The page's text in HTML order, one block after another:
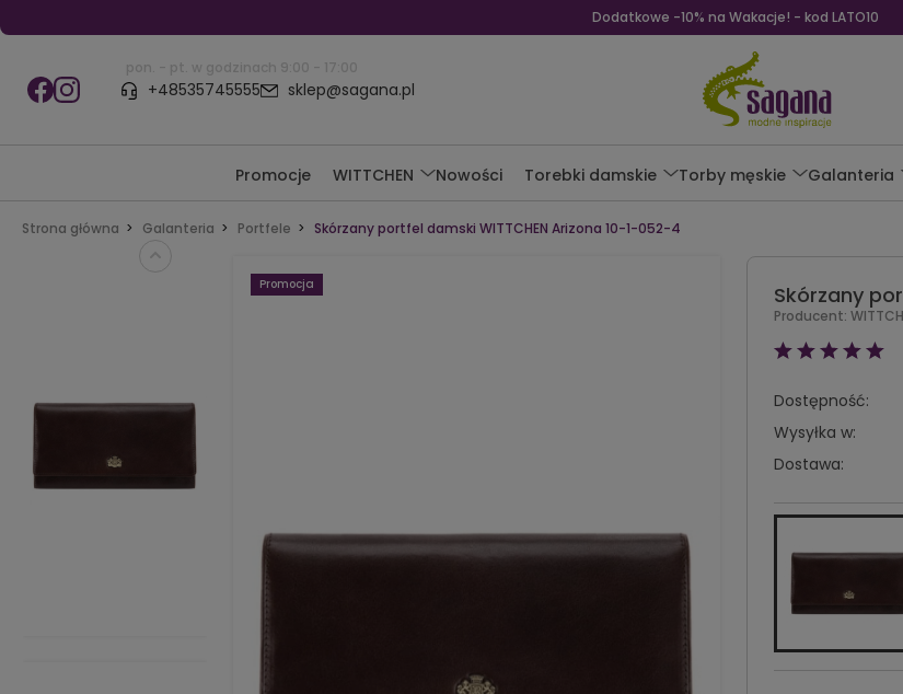
Dodatkowe -10% na Wakacje! - kod LATO10
pon. - pt. w godzinach 9:00 - 17:00
+48535745555 sklep@sagana.pl
Promocje WITTCHEN Nowości Torebki damskie Torby męskie Galanteria
Strona główna Galanteria Portfele Skórzany portfel damski WITTCHEN Arizona 10-1-052-4
Promocja Skórzany
Producent:
Dostępność:
Wysyłka w:
Dostawa: